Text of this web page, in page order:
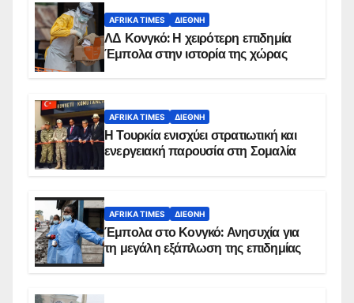
AFRIKA TIMES ΔΙΕΘΝΉ
ΛΔ Κονγκό: Η χειρότερη επιδημία
Έμπολα στην ιστορία της χώρας
AFRIKA TIMES ΔΙΕΘΝΉ
Η Τουρκία ενισχύει στρατιωτική και
ενεργειακή παρουσία στη Σομαλία
AFRIKA TIMES ΔΙΕΘΝΉ
Έμπολα στο Κονγκό: Ανησυχία για
τη μεγάλη εξάπλωση της επιδημίας